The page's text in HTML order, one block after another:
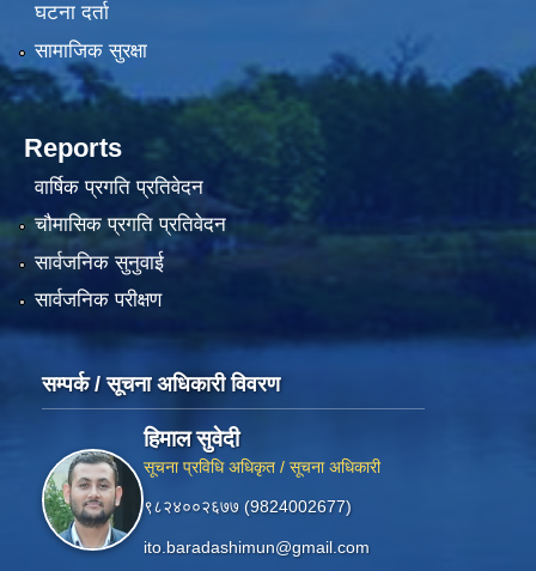
घटना दर्ता
सामाजिक सुरक्षा
Reports
वार्षिक प्रगति प्रतिवेदन
चौमासिक प्रगति प्रतिवेदन
सार्वजनिक सुनुवाई
सार्वजनिक परीक्षण
सम्पर्क / सूचना अधिकारी विवरण
हिमाल सुवेदी
सूचना प्रविधि अधिकृत / सूचना अधिकारी
९८२४००२६७७ (9824002677)
ito.baradashimun@gmail.com